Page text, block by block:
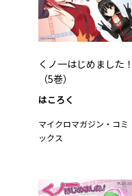
くノ一はじめました！
（5巻）
はころく
マイクロマガジン・コミ
ックス